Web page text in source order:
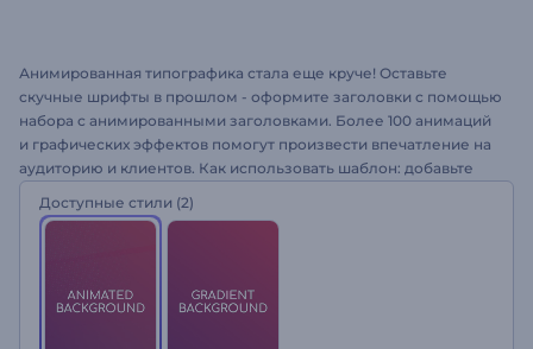
Анимированная типографика стала еще круче! Оставьте
скучные шрифты в прошлом - оформите заголовки с помощью
набора с анимированными заголовками. Более 100 анимаций
и графических эффектов помогут произвести впечатление на
аудиторию и клиентов. Как использовать шаблон: добавьте
музыкальный трек, и ваш ролик с красивой типографикой
вдохновляющим текстом и многого другого. Создайте свой
ролик с анимированными заголовками!
Доступные стили (2)